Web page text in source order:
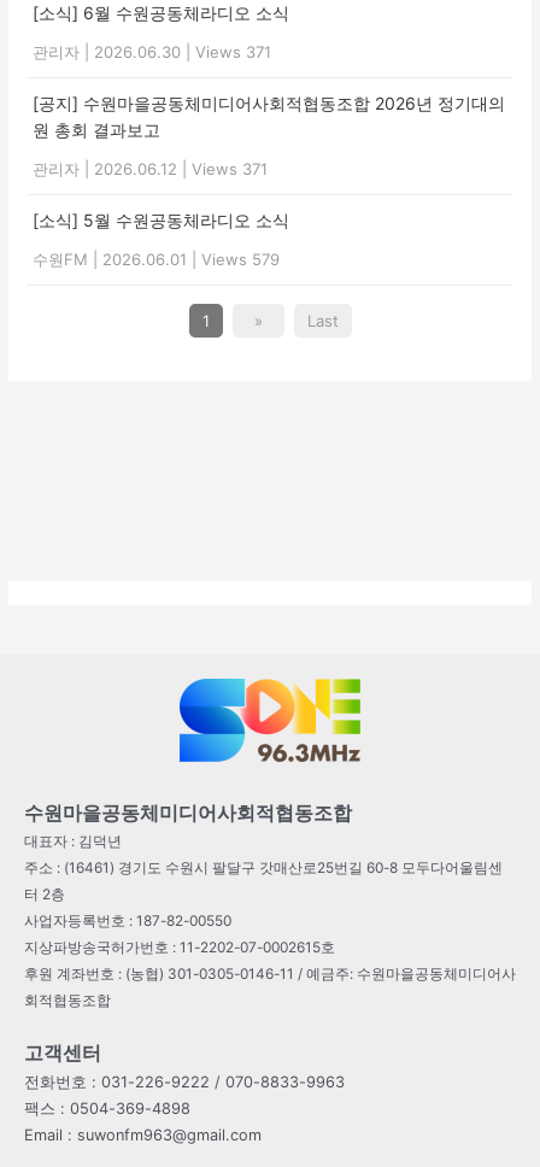
[소식] 6월 수원공동체라디오 소식
관리자 2026.06.30 Views 371
[공지] 수원마을공동체미디어사회적협동조합 2026년 정기대의
원 총회 결과보고
관리자 2026.06.12 Views 371
[소식] 5월 수원공동체라디오 소식
수원FM 2026.06.01 Views 579
1 » Last
수원마을공동체미디어사회적협동조합
대표자 : 김덕년
주소 : (16461) 경기도 수원시 팔달구 갓매산로25번길 60-8 모두다어울림센
터 2층
사업자등록번호 : 187-82-00550
지상파방송국허가번호 : 11-2202-07-0002615호
후원 계좌번호 : (농협) 301-0305-0146-11 / 예금주: 수원마을공동체미디어사
회적협동조합
고객센터
전화번호 : 031-226-9222 / 070-8833-9963
팩스 : 0504-369-4898
Email : suwonfm963@gmail.com